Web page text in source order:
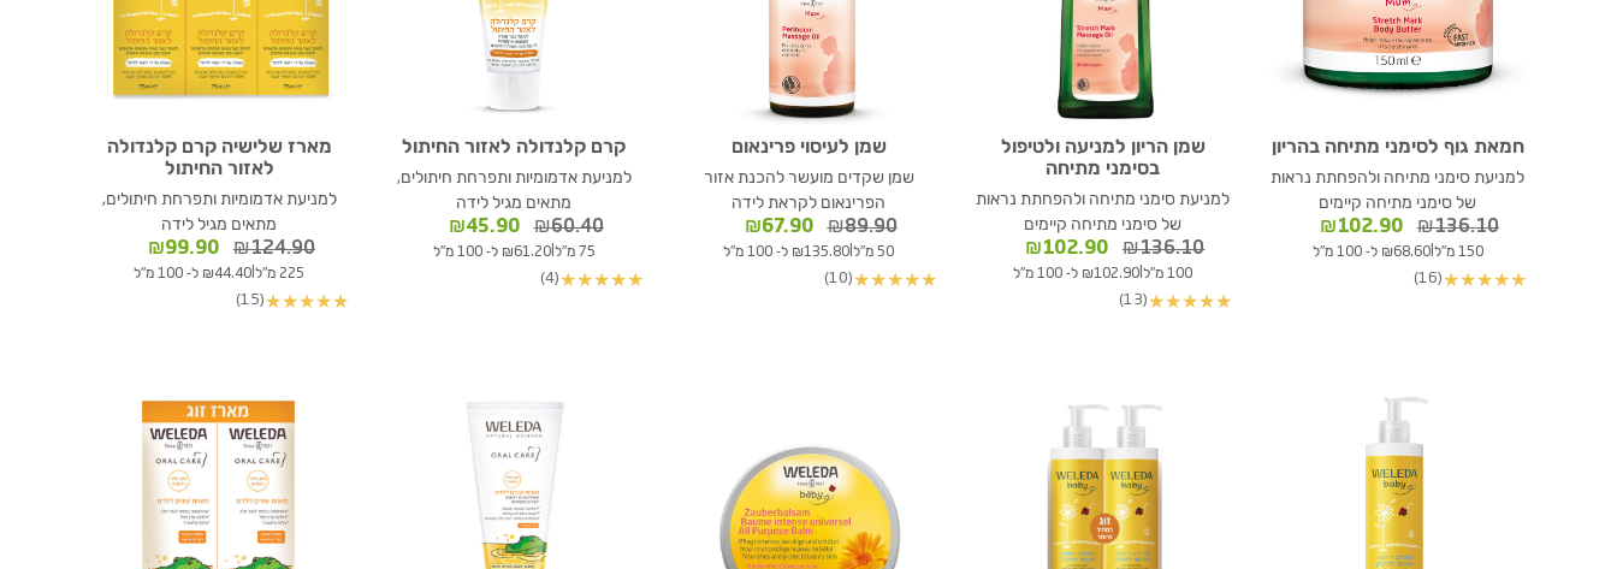
חמאת גוף לסימני מתיחה בהריון
למניעת סימני מתיחה ולהפחתת נראות
של סימני מתיחה קיימים
₪136.10
המחיר
המקורי
₪102.90
המחיר
הנוכחי
150 מ"ל |₪68.60 ל- 100 מ"ל
★
★
★
★
★
(16)
שמן הריון למניעה ולטיפול
בסימני מתיחה
למניעת סימני מתיחה ולהפחתת נראות
של סימני מתיחה קיימים
₪136.10
המחיר
המקורי
₪102.90
המחיר
הנוכחי
100 מ"ל | ₪102.90 ל- 100 מ"ל
★
★
★
★
★
(13)
שמן לעיסוי פרינאום
שמן שקדים מועשר להכנת אזור
הפרינאום לקראת לידה
₪89.90
המחיר
המקורי
₪67.90
הנוכחי
50 מ"ל | ₪135.80 ל- 100 מ"ל
★
★
★
★
★
(10)
קרם קלנדולה לאזור החיתול
למניעת אדמומיות ותפרחת חיתולים,
מתאים מגיל לידה
₪60.40
המחיר
המקורי
₪45.90
הנוכחי
75 מ"ל |₪61.20 ל- 100 מ"ל
★
★
★
★
★
(4)
מארז שלישיה קרם קלנדולה
לאזור החיתול
למניעת אדמומיות ותפרחת חיתולים,
מתאים מגיל לידה
₪124.90
המחיר
המקורי
₪99.90
הנוכחי
225 מ"ל | ₪44.40 ל- 100 מ"ל
★
★
★
★
★
(15)